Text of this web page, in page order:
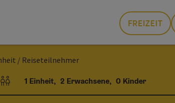
FREIZEIT
Einheit / Reiseteilnehmer
Einheitenanzahl und Personenfelder
1 Einheit, 2 Erwachsene, 0 Kinder